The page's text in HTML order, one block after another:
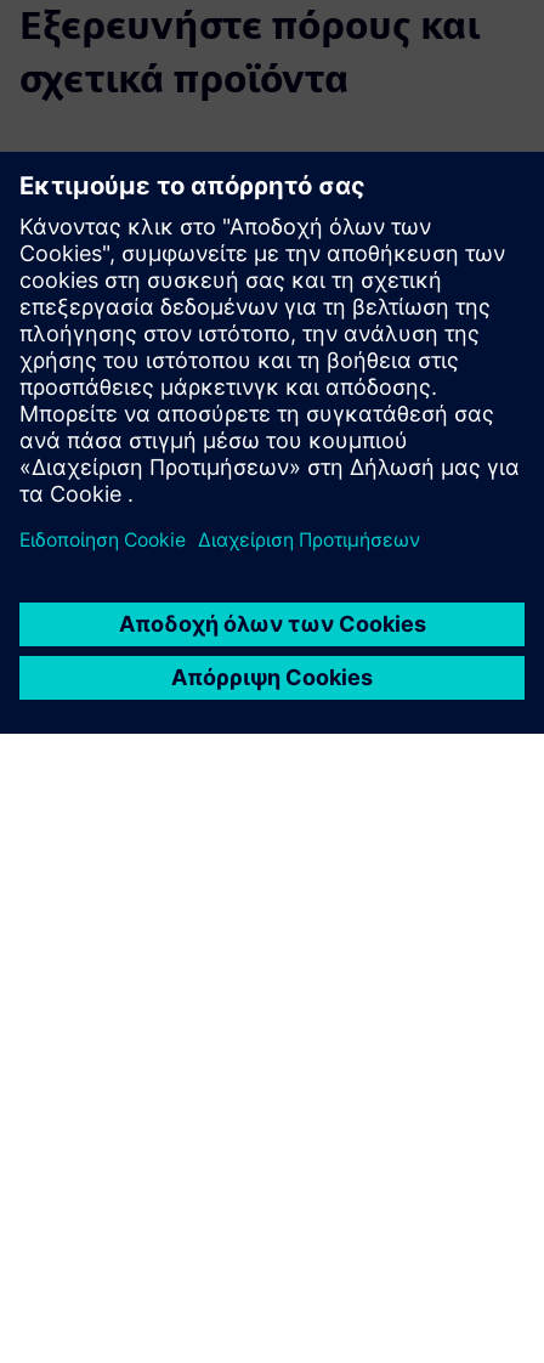
Εξερευνήστε πόρους και
σχετικά προϊόντα
Πρόσθετες πληροφορίες και πόροι
CSLs RSim Διαθέτει κάθετο καρουσέλ
RSim - Εβολογία
Παρουσιάζουμε το κάθετο καρουσέλ RSim της CSL
Περιπτώσεις χρήσης CSL RSim IoT Κάθετο καρουζέλ
Προαπαιτούμενα
Δυνατότητα 4G
SGP.02